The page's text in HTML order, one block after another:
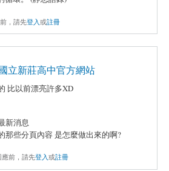
，請先登入或註冊
立新莊高中官方網站
比以前漂亮許多XD
新消息
那些分頁內容 是怎麼做出來的啊?
前，請先登入或註冊